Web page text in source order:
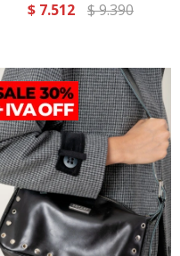
$ 7.512 $9.390